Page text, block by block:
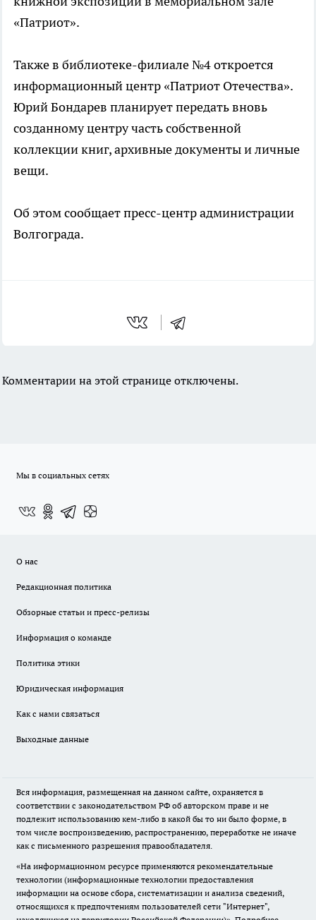
«Патриот».
Также в библиотеке-филиале №4 откроется
информационный центр «Патриот Отечества».
Юрий Бондарев планирует передать вновь
созданному центру часть собственной
коллекции книг, архивные документы и личные
вещи.
Об этом сообщает пресс-центр администрации
Волгограда.
Комментарии на этой странице отключены.
Мы в социальных сетях
О нас
Редакционная политика
Обзорные статьи и пресс-релизы
Информация о команде
Политика этики
Юридическая информация
Как с нами связаться
Выходные данные
Вся информация, размещенная на данном сайте, охраняется в
соответствии с законодательством РФ об авторском праве и не
подлежит использованию кем-либо в какой бы то ни было форме, в
том числе воспроизведению, распространению, переработке не иначе
как с письменного разрешения правообладателя.
«На информационном ресурсе применяются рекомендательные
технологии (информационные технологии предоставления
информации на основе сбора, систематизации и анализа сведений,
относящихся к предпочтениям пользователей сети "Интернет",